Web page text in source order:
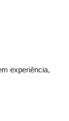
experiência,